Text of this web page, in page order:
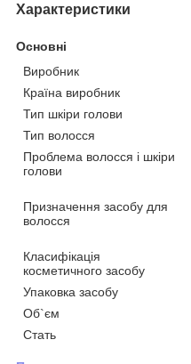
Характеристики
Основні
Виробник
Країна виробник
Тип шкіри голови
Тип волосся
Проблема волосся і шкіри
голови
Призначення засобу для
волосся
Класифікація
косметичного засобу
Упаковка засобу
Об`єм
Стать